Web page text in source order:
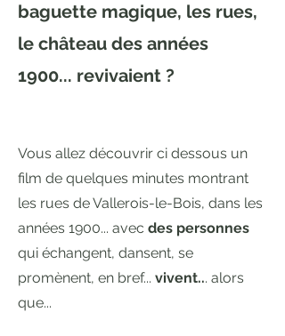
baguette magique, les rues,
le château des années
1900... revivaient ?
Vous allez découvrir ci dessous un
film de quelques minutes montrant
les rues de Vallerois-le-Bois, dans les
années 1900... avec des personnes
qui échangent, dansent, se
promènent, en bref... vivent... alors
que...